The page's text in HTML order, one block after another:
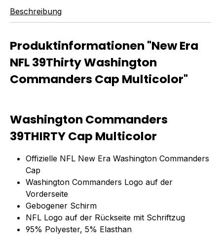
Beschreibung
Produktinformationen "New Era
NFL 39Thirty Washington
Commanders Cap Multicolor"
Washington Commanders
39THIRTY Cap Multicolor
Offizielle NFL New Era Washington Commanders
Cap
Washington Commanders Logo auf der
Vorderseite
Gebogener Schirm
NFL Logo auf der Rückseite mit Schriftzug
95% Polyester, 5% Elasthan